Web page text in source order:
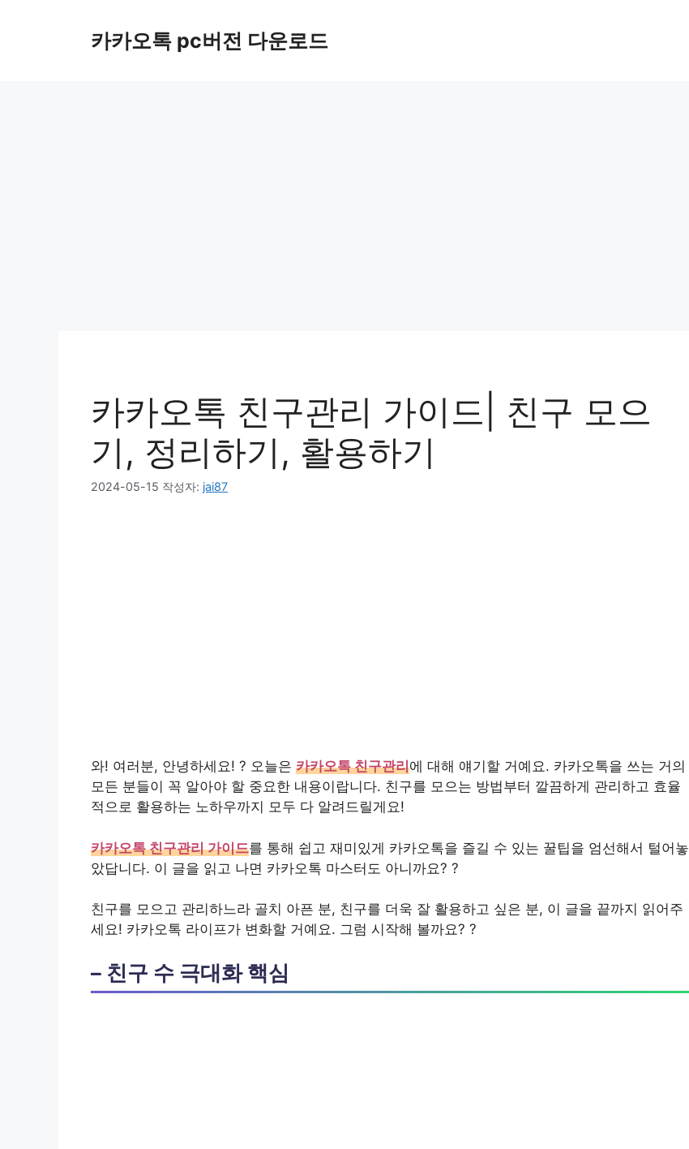
카카오톡 pc버전 다운로드
카카오톡 친구관리 가이드| 친구 모으
기, 정리하기, 활용하기
2024-05-15 작성자: jai87
와! 여러분, 안녕하세요! ? 오늘은 카카오톡 친구관리에 대해 얘기할 거예요. 카카오톡을 쓰는 거의
모든 분들이 꼭 알아야 할 중요한 내용이랍니다. 친구를 모으는 방법부터 깔끔하게 관리하고 효율
적으로 활용하는 노하우까지 모두 다 알려드릴게요!
카카오톡 친구관리 가이드를 통해 쉽고 재미있게 카카오톡을 즐길 수 있는 꿀팁을 엄선해서 털어놓
았답니다. 이 글을 읽고 나면 카카오톡 마스터도 아니까요? ?
친구를 모으고 관리하느라 골치 아픈 분, 친구를 더욱 잘 활용하고 싶은 분, 이 글을 끝까지 읽어주
세요! 카카오톡 라이프가 변화할 거예요. 그럼 시작해 볼까요? ?
– 친구 수 극대화 핵심